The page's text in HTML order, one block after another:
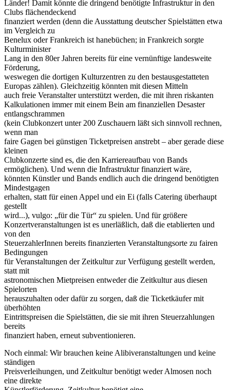
Länder! Damit könnte die dringend benötigte Infrastruktur in den
Clubs flächendeckend
finanziert werden (denn die Ausstattung deutscher Spielstätten etwa
im Vergleich zu
Benelux oder Frankreich ist hanebüchen; in Frankreich sorgte
Kulturminister
Lang in den 80er Jahren bereits für eine vernünftige landesweite
Förderung,
weswegen die dortigen Kulturzentren zu den bestausgestatteten
Europas zählen). Gleichzeitig könnten mit diesen Mitteln
auch freie Veranstalter unterstützt werden, die mit ihren riskanten
Kalkulationen immer mit einem Bein am finanziellen Desaster
entlangschrammen
(kein Clubkonzert unter 200 Zuschauern läßt sich sinnvoll rechnen,
wenn man
faire Gagen bei günstigen Ticketpreisen anstrebt – aber gerade diese
kleinen
Clubkonzerte sind es, die den Karriereaufbau von Bands
ermöglichen). Und wenn die Infrastruktur finanziert wäre,
könnten Künstler und Bands endlich auch die dringend benötigten
Mindestgagen
erhalten, statt für einen Appel und ein Ei (falls Catering überhaupt
gestellt
wird...), vulgo: „für die Tür“ zu spielen. Und für größere
Konzertveranstaltungen ist es unerläßlich, daß die etablierten und
von den
SteuerzahlerInnen bereits finanzierten Veranstaltungsorte zu fairen
Bedingungen
für Veranstaltungen der Zeitkultur zur Verfügung gestellt werden,
statt mit
astronomischen Mietpreisen entweder die Zeitkultur aus diesen
Spielorten
herauszuhalten oder dafür zu sorgen, daß die Ticketkäufer mit
überhöhten
Eintrittspreisen die Spielstätten, die sie mit ihren Steuerzahlungen
bereits
finanziert haben, erneut subventionieren.
Noch einmal: Wir brauchen keine Alibiveranstaltungen und keine
ständigen
Preisverleihungen, und Zeitkultur benötigt weder Almosen noch
eine direkte